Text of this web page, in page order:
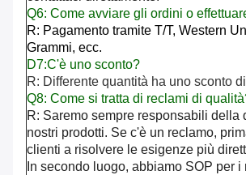
Q6: Come avviare gli ordini o
R: Pagamento tramite T/T, Western
Grammi, ecc.
D7:C'è uno sconto?
R: Differente quantità ha uno sconto
Q8: Come si tratta di reclami di
R: Saremo sempre responsabili della
nostri prodotti. Se c'è un reclamo,
clienti a risolvere le esigenze più
In secondo luogo, abbiamo SOP per i